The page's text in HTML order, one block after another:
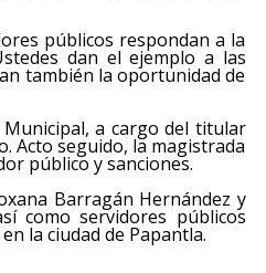
públicos respondan a la
dan el ejemplo a las
también la oportunidad de
a cargo del titular
Acto seguido, la magistrada
público y sanciones.
Barragán Hernández y
como servidores públicos
la ciudad de Papantla.